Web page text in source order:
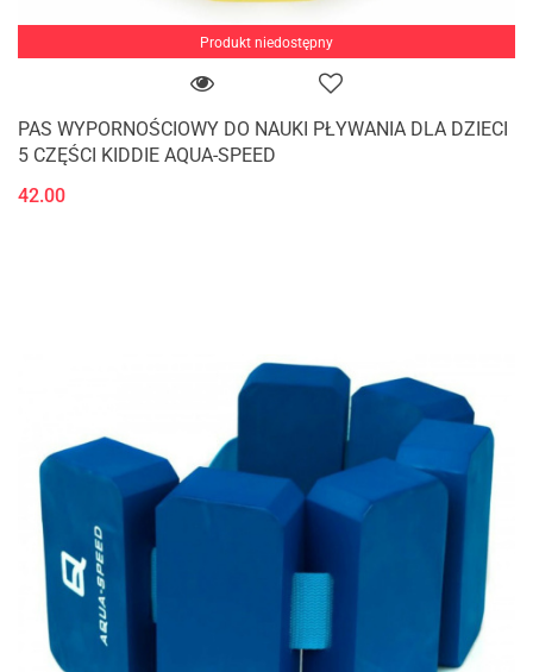
Produkt niedostępny
PAS WYPORNOŚCIOWY DO NAUKI PŁYWANIA DLA DZIECI
5 CZĘŚCI KIDDIE AQUA-SPEED
42.00